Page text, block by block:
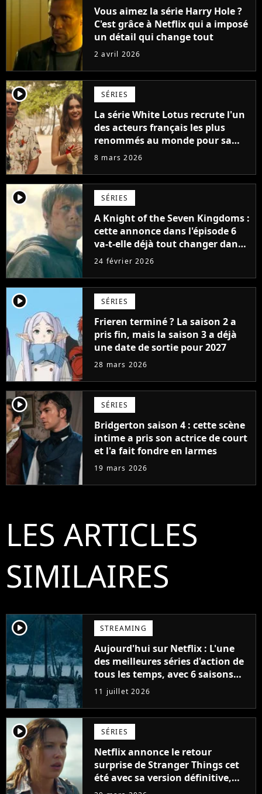
Vous aimez la série Harry Hole ?
C'est grâce à Netflix qui a imposé
un détail qui change tout
2 avril 2026
player2 SÉRIES
La série White Lotus recrute l'un
des acteurs français les plus
renommés au monde pour sa
saison 4
8 mars 2026
player2 SÉRIES
A Knight of the Seven Kingdoms :
cette annonce dans l'épisode 6
va-t-elle déjà tout changer dans
la série ?
24 février 2026
player2 SÉRIES
Frieren terminé ? La saison 2 a
pris fin, mais la saison 3 a déjà
une date de sortie pour 2027
28 mars 2026
player2 SÉRIES
Bridgerton saison 4 : cette scène
intime a pris son actrice de court
et l'a fait fondre en larmes
19 mars 2026
LES ARTICLES
SIMILAIRES
player2 STREAMING
Aujourd'hui sur Netflix : L'une
des meilleures séries d'action de
tous les temps, avec 6 saisons
parfaites
11 juillet 2026
player2 SÉRIES
Netflix annonce le retour
surprise de Stranger Things cet
été avec sa version définitive,
une décision historique